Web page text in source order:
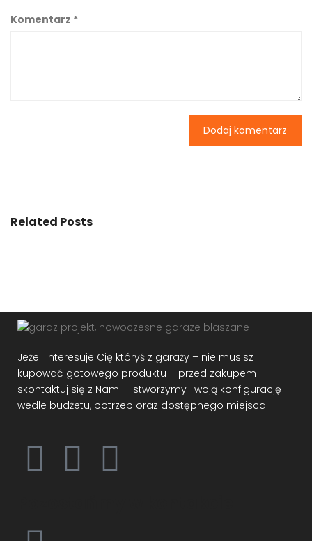
Komentarz *
Related Posts
Jeżeli interesuje Cię któryś z garaży – nie musisz
kupować gotowego produktu – przed zakupem
skontaktuj się z Nami – stworzymy Twoją konfigurację
wedle budżetu, potrzeb oraz dostępnego miejsca.​